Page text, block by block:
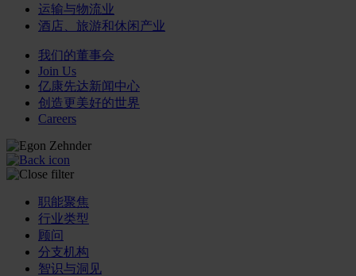
运输与物流业
酒店、旅游和休闲产业
我们的董事会
Join Us
亿康先达新闻中心
创造更美好的世界
Careers
职能聚焦
行业类型
顾问
分支机构
智识与洞见